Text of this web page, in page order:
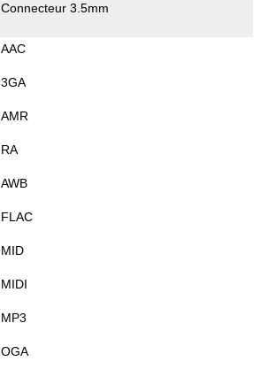
Connecteur 3.5mm
AAC
3GA
AMR
RA
AWB
FLAC
MID
MIDI
MP3
OGA